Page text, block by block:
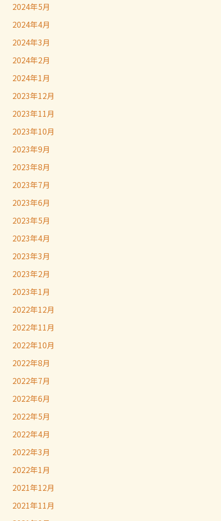
2024年5月
2024年4月
2024年3月
2024年2月
2024年1月
2023年12月
2023年11月
2023年10月
2023年9月
2023年8月
2023年7月
2023年6月
2023年5月
2023年4月
2023年3月
2023年2月
2023年1月
2022年12月
2022年11月
2022年10月
2022年8月
2022年7月
2022年6月
2022年5月
2022年4月
2022年3月
2022年1月
2021年12月
2021年11月